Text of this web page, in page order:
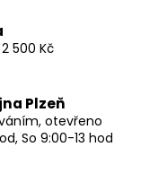
500 Kč
Plzeň
otevřeno
So 9:00-13 hod